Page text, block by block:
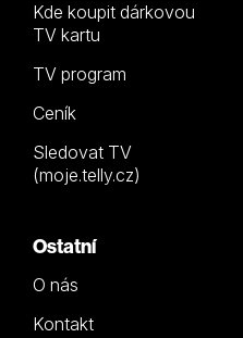
Kde koupit dárkovou
TV kartu
TV program
Ceník
Sledovat TV
(moje.telly.cz)
Ostatní
O nás
Kontakt